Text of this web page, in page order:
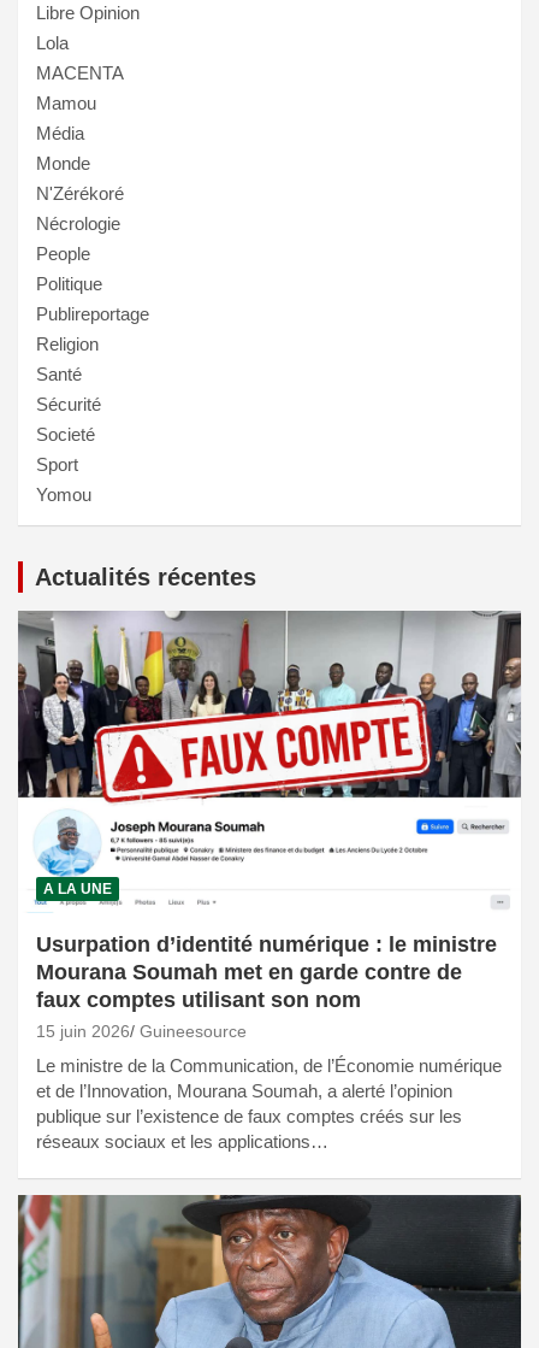
Libre Opinion
Lola
MACENTA
Mamou
Média
Monde
N'Zérékoré
Nécrologie
People
Politique
Publireportage
Religion
Santé
Sécurité
Societé
Sport
Yomou
Actualités récentes
A LA UNE
Usurpation d’identité numérique : le ministre
Mourana Soumah met en garde contre de
faux comptes utilisant son nom
15 juin 2026 Guineesource
Le ministre de la Communication, de l’Économie numérique
et de l’Innovation, Mourana Soumah, a alerté l’opinion
publique sur l’existence de faux comptes créés sur les
réseaux sociaux et les applications…